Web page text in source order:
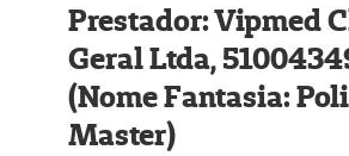
Prestador: Vipmed
Geral Ltda,
(Nome Fantasia:
Master)